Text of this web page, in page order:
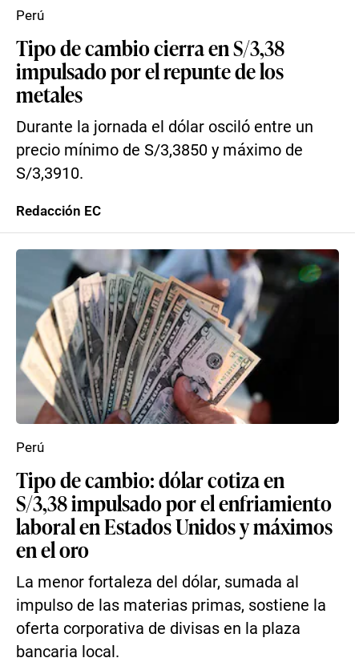
Tipo de cambio cierra en S/3,38
impulsado por el repunte de los
metales
Durante la jornada el dólar osciló entre un
precio mínimo de S/3,3850 y máximo de
S/3,3910.
Perú
Redacción EC
Tipo de cambio: dólar cotiza en
S/3,38 impulsado por el enfriamiento
laboral en Estados Unidos y máximos
en el oro
La menor fortaleza del dólar, sumada al
impulso de las materias primas, sostiene la
oferta corporativa de divisas en la plaza
bancaria local.
Perú